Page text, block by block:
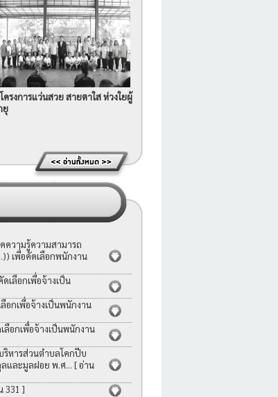
โครงการแว่นสวย สายตาใส ห่วงใยผู้
ยุ
ความรู้ความสามารถ
เพื่อคัดเลือกพนักงาน
เลือกเพื่อจ้างเป็น
อกเพื่อจ้างเป็นพนักงาน
ลือกเพื่อจ้างเป็นพนักงาน
ริหารส่วนตำบลโคกปีบ
ลและมูลฝอย พ.ศ... [ อ่าน
331 ]